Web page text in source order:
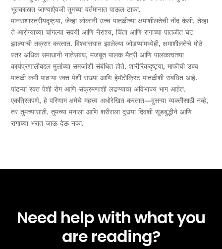
भूतकाळात जाण्याऐवजी तुमच्या वर्तमानात पाऊल टाका.
मानसशास्त्रीयदृष्ट्या, जेव्हा लोकांनी उच्च पातळीच्या क्षमाशीलतेची नोंद केली, तेव्हा
ते आरोग्याच्या चांगल्या सवयी आणि नैराश्य, चिंता आणि रागाच्या पातळीत घट
झाल्याची तक्रार करतात. विश्वासघात झालेल्या जोडप्यांमध्येही, क्षमाशीलतेचे मोठे
स्तर अधिक समाधानी नातेसंबंध, मजबूत पालक मैत्री आणि पालकत्वाच्या
कार्यप्रणालीबद्दल मुलांच्या समजांशी संबंधित होते. शारीरिकदृष्ट्या, माफीची उच्च
पातळी कमी पांढऱ्या रक्त पेशी संख्या आणि हेमॅटोक्रिट पातळीशी संबंधित आहे.
पांढऱ्या रक्त पेशी रोग आणि संक्रमणाशी लढण्याचा अविभाज्य भाग आहेत.
एकत्रितपणे, हे परिणाम क्षमेचे महत्त्व अधोरेखित करतात—दुसऱ्या व्यक्तीसाठी नव्हे,
तर तुमच्यासाठी. तुमच्या मनाला आणि शरीराला दुसर्‍या दिवशी सूडबुद्धीने आणि
रागाच्या भरात जाऊ देऊ नका.
Need help with what you
are reading?